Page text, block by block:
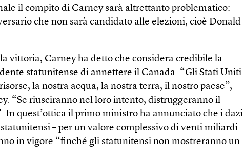
il compito di Carney sarà altrettanto problematico:
che non sarà candidato alle elezioni, cioè Donald
vittoria, Carney ha detto che considera credibile la
statunitense di annettere il Canada. “Gli Stati Uniti
la nostra acqua, la nostra terra, il nostro paese”,
“Se riusciranno nel loro intento, distruggeranno il
In quest’ottica il primo ministro ha annunciato che i dazi
– per un valore complessivo di venti miliardi
in vigore “finché gli statunitensi non mostreranno un